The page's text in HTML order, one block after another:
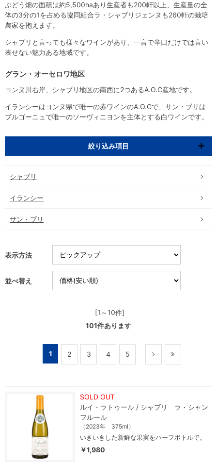
ぶどう畑の面積は約5,500haあり生産者も200軒以上、生産量の全
体の3分の1を占める協同組合ラ・シャブリジェンヌも260軒の栽培
農家を抱えます。
シャブリと言っても様々なワインがあり、一言で辛口だけでは言い
表せない魅力ある地域です。
グラン・オーセロワ地区
ヨンヌ川右岸、シャブリ地区の南西に2つあるA.O.C産地です。
イランシーはヨンヌ県で唯一の赤ワインのA.O.Cで、サン・ブリは
ブルゴーニュで唯一のソーヴィニヨンを主体とする白ワインです。
絞り込み項目
シャブリ
イランシー
サン・ブリ
表示方法
並べ替え
[1～10件]
101件あります
1 2 3 4 5
SOLD OUT
ルイ・ラトゥール / シャブリ ラ・シャン
フルール
（2023年 375ml）
いきいきした新鮮な果実をハーフボトルで。
￥1,980